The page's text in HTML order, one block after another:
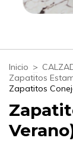
Inicio >
Zapatitos
Zapatitos